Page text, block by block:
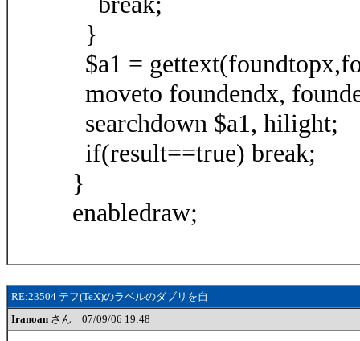
}
$a1 =
moveto foundendx,
searchdown $a1, hilight;
if(result==true) break;
}
enabledraw;
RE:23504 テフ(TeX)のラベルのダブリを自
Iranoan さん 07/09/06 19:48